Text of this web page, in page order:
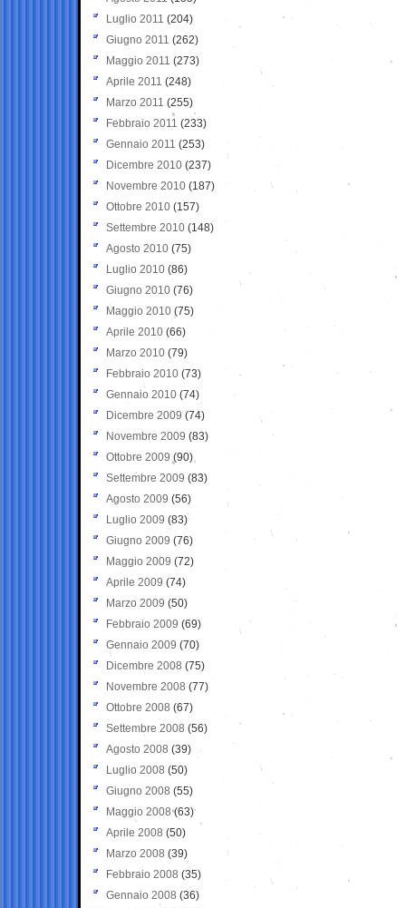
Luglio 2011 (204)
Giugno 2011 (262)
Maggio 2011 (273)
Aprile 2011 (248)
Marzo 2011 (255)
Febbraio 2011 (233)
Gennaio 2011 (253)
Dicembre 2010 (237)
Novembre 2010 (187)
Ottobre 2010 (157)
Settembre 2010 (148)
Agosto 2010 (75)
Luglio 2010 (86)
Giugno 2010 (76)
Maggio 2010 (75)
Aprile 2010 (66)
Marzo 2010 (79)
Febbraio 2010 (73)
Gennaio 2010 (74)
Dicembre 2009 (74)
Novembre 2009 (83)
Ottobre 2009 (90)
Settembre 2009 (83)
Agosto 2009 (56)
Luglio 2009 (83)
Giugno 2009 (76)
Maggio 2009 (72)
Aprile 2009 (74)
Marzo 2009 (50)
Febbraio 2009 (69)
Gennaio 2009 (70)
Dicembre 2008 (75)
Novembre 2008 (77)
Ottobre 2008 (67)
Settembre 2008 (56)
Agosto 2008 (39)
Luglio 2008 (50)
Giugno 2008 (55)
Maggio 2008(63)
Aprile 2008 (50)
Marzo 2008 (39)
Febbraio 2008 (35)
Gennaio 2008 (36)